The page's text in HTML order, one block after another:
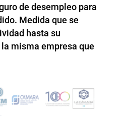
de desempleo para
Medida que se
hasta su
misma empresa que